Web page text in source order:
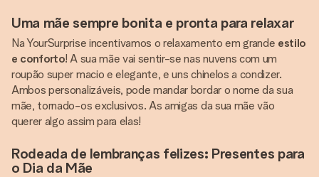
Uma mãe sempre bonita e pronta para relaxar
Na YourSurprise incentivamos o relaxamento em grande estilo
e conforto! A sua mãe vai sentir-se nas nuvens com um
roupão super macio e elegante, e uns chinelos a condizer.
Ambos personalizáveis, pode mandar bordar o nome da sua
mãe, tornado-os exclusivos. As amigas da sua mãe vão
querer algo assim para elas!
Rodeada de lembranças felizes: Presentes para
o Dia da Mãe